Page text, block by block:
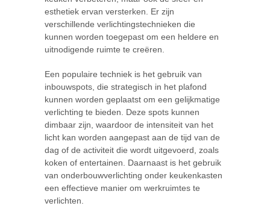
esthetiek ervan versterken. Er zijn
verschillende verlichtingstechnieken die
kunnen worden toegepast om een heldere en
uitnodigende ruimte te creëren.
Een populaire techniek is het gebruik van
inbouwspots, die strategisch in het plafond
kunnen worden geplaatst om een gelijkmatige
verlichting te bieden. Deze spots kunnen
dimbaar zijn, waardoor de intensiteit van het
licht kan worden aangepast aan de tijd van de
dag of de activiteit die wordt uitgevoerd, zoals
koken of entertainen. Daarnaast is het gebruik
van onderbouwverlichting onder keukenkasten
een effectieve manier om werkruimtes te
verlichten.